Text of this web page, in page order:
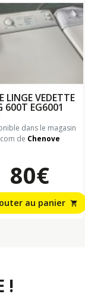
LINGE VEDETTE
600T EG6001
dans le magasin
de Chenove
80€
au panier shopping_cart
!